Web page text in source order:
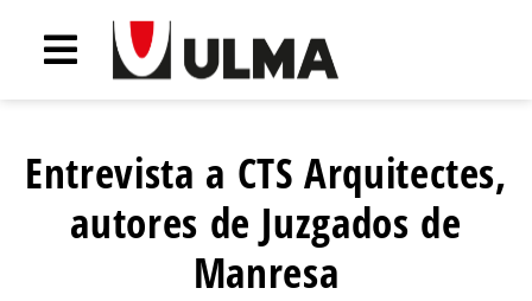
Entrevista a CTS Arquitectes,
autores de Juzgados de
Manresa